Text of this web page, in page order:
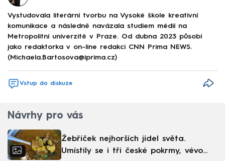
Vystudovala literární tvorbu na Vysoké škole kreativní
komunikace a následně navázala studiem médií na
Metropolitní univerzitě v Praze. Od dubna 2023 působí
jako redaktorka v on-line redakci CNN Prima NEWS.
(Michaela.Bartosova@iprima.cz)
Vstup do diskuze
Návrhy pro vás
Žebříček nejhorších jídel světa.
Umístily se i tři české pokrmy, vévodí